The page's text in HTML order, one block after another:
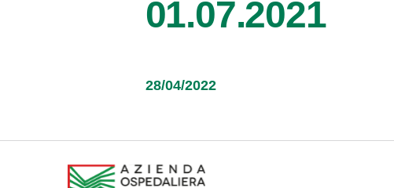
01.07.2021
28/04/2022